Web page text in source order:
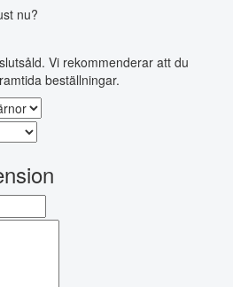
nu?
Vi rekommenderar att du
beställningar.